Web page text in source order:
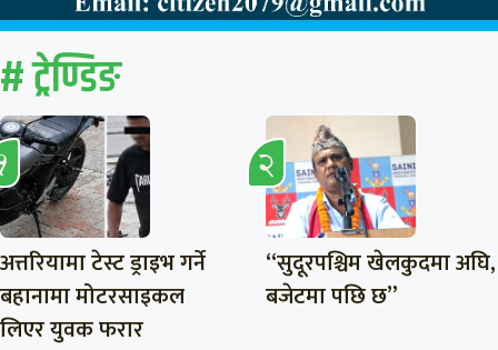
# ट्रेण्डिङ
अत्तरियामा टेस्ट ड्राइभ गर्ने
बहानामा मोटरसाइकल
लिएर युवक फरार
“सुदूरपश्चिम खेलकुदमा अघि,
बजेटमा पछि छ”